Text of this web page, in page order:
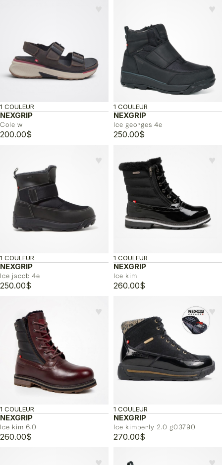
NEXGRIP
Cole w
1 COULEUR
200.00$
♥︎
NEXGRIP
Ice georges 4e
1 COULEUR
250.00$
♥︎
NEXGRIP
Ice jacob 4e
1 COULEUR
250.00$
♥︎
NEXGRIP
Ice kim
1 COULEUR
260.00$
♥︎
NEXGRIP
Ice kim 6.0
1 COULEUR
260.00$
♥︎
NEXGRIP
Ice kimberly 2.0 g03790
1 COULEUR
270.00$